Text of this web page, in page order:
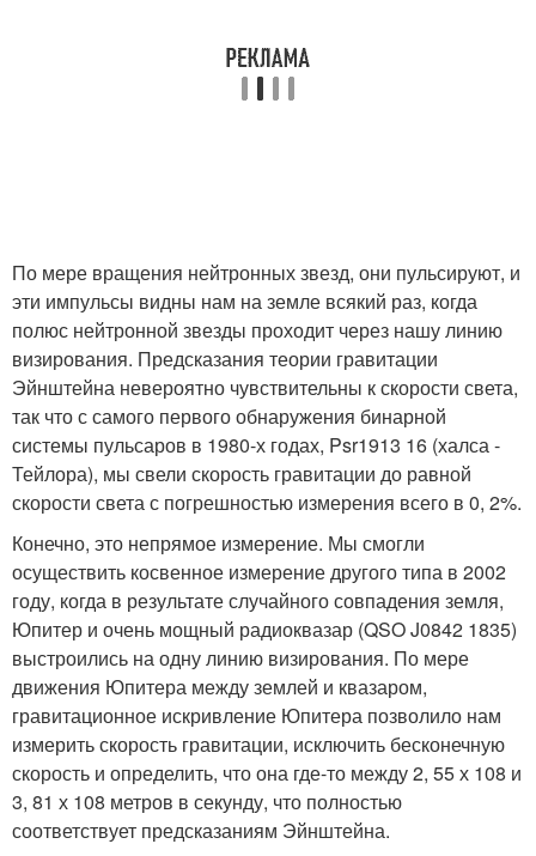
По мере вращения нейтронных звезд, они пульсируют, и
эти импульсы видны нам на земле всякий раз, когда
полюс нейтронной звезды проходит через нашу линию
визирования. Предсказания теории гравитации
Эйнштейна невероятно чувствительны к скорости света,
так что с самого первого обнаружения бинарной
системы пульсаров в 1980-х годах, Psr1913 16 (халса -
Тейлора), мы свели скорость гравитации до равной
скорости света с погрешностью измерения всего в 0, 2%.
Конечно, это непрямое измерение. Мы смогли
осуществить косвенное измерение другого типа в 2002
году, когда в результате случайного совпадения земля,
Юпитер и очень мощный радиоквазар (QSO J0842 1835)
выстроились на одну линию визирования. По мере
движения Юпитера между землей и квазаром,
гравитационное искривление Юпитера позволило нам
измерить скорость гравитации, исключить бесконечную
скорость и определить, что она где-то между 2, 55 х 108 и
3, 81 х 108 метров в секунду, что полностью
соответствует предсказаниям Эйнштейна.